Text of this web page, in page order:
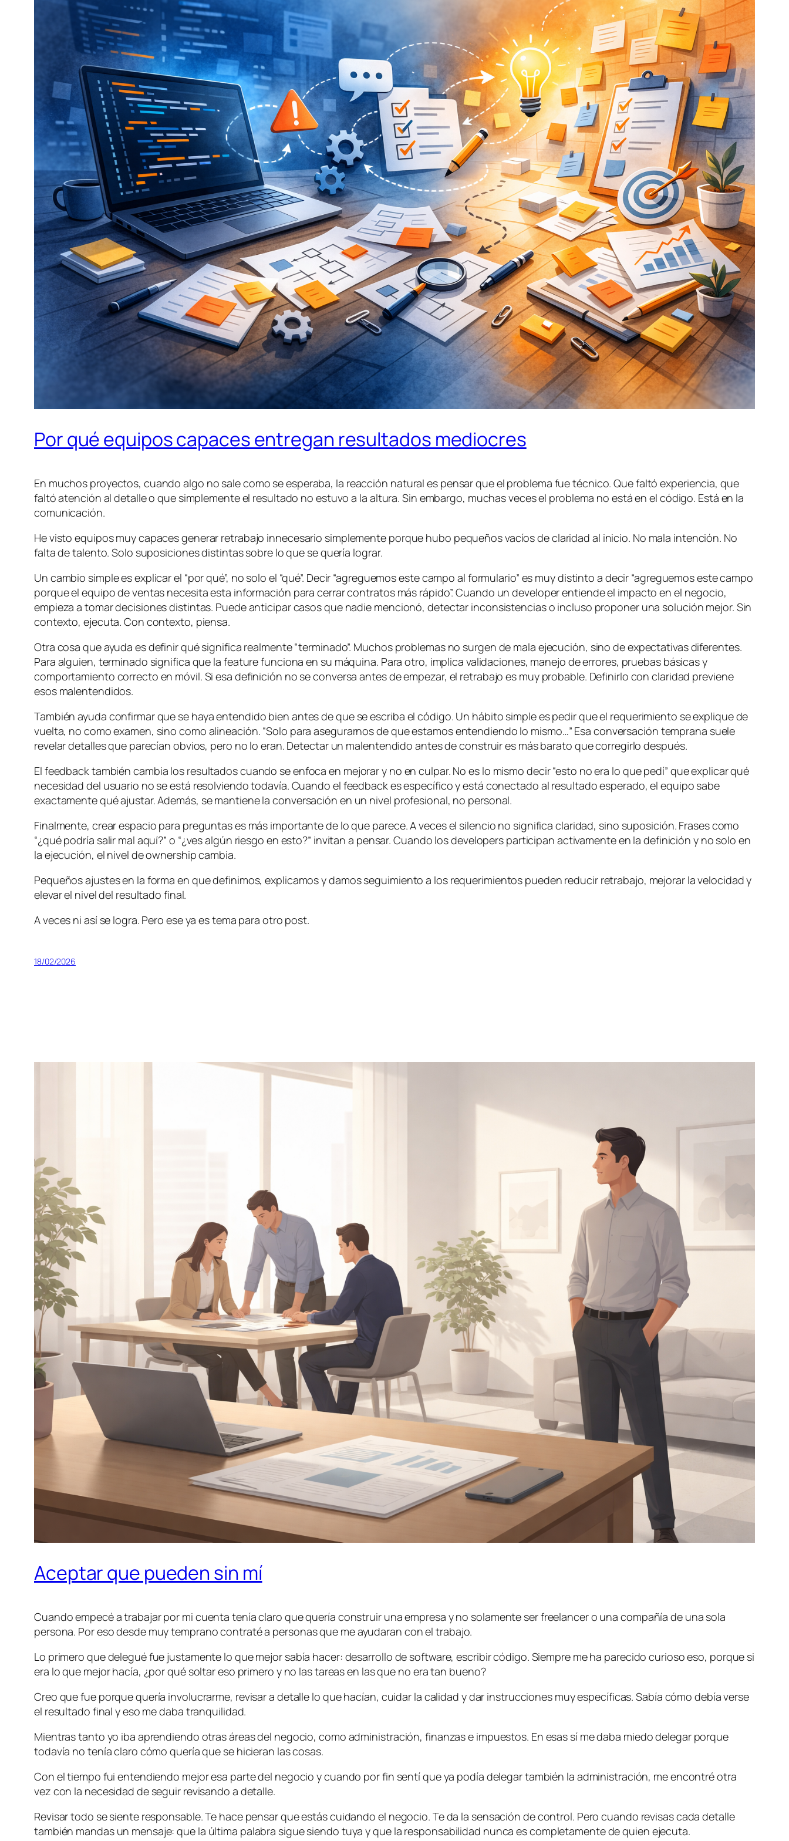
Por qué equipos capaces entregan resultados mediocres
En muchos proyectos, cuando algo no sale como se esperaba, la reacción natural es pensar que el problema fue técnico. Que faltó experiencia, que
faltó atención al detalle o que simplemente el resultado no estuvo a la altura. Sin embargo, muchas veces el problema no está en el código. Está en la
comunicación.
He visto equipos muy capaces generar retrabajo innecesario simplemente porque hubo pequeños vacíos de claridad al inicio. No mala intención. No
falta de talento. Solo suposiciones distintas sobre lo que se quería lograr.
Un cambio simple es explicar el “por qué”, no solo el “qué”. Decir “agreguemos este campo al formulario” es muy distinto a decir “agreguemos este campo
porque el equipo de ventas necesita esta información para cerrar contratos más rápido”. Cuando un developer entiende el impacto en el negocio,
empieza a tomar decisiones distintas. Puede anticipar casos que nadie mencionó, detectar inconsistencias o incluso proponer una solución mejor. Sin
contexto, ejecuta. Con contexto, piensa.
Otra cosa que ayuda es definir qué significa realmente “terminado”. Muchos problemas no surgen de mala ejecución, sino de expectativas diferentes.
Para alguien, terminado significa que la featurefunciona en su máquina. Para otro, implica validaciones, manejo de errores, pruebas básicas y
comportamiento correcto en móvil. Si esa definición no se conversa antes de empezar, el retrabajo es muy probable. Definirlo con claridad previene
esos malentendidos.
También ayuda confirmar que se haya entendido bien antes de que se escriba el código. Un hábito simple es pedir que el requerimiento se explique de
vuelta, no como examen, sino como alineación. “Solo para asegurarnos de que estamos entendiendo lo mismo…” Esa conversación temprana suele
revelar detalles que parecían obvios, pero no lo eran. Detectar un malentendido antes de construir es más barato que corregirlo después.
El feedbacktambién cambia los resultados cuando se enfoca en mejorar y no en culpar. No es lo mismo decir “esto no era lo que pedí” que explicar qué
necesidad del usuario no se está resolviendo todavía. Cuando el feedbackes específico y está conectado al resultado esperado, el equipo sabe
exactamente qué ajustar. Además, se mantiene la conversación en un nivel profesional, no personal.
Finalmente, crear espacio para preguntas es más importante de lo que parece. A veces el silencio no significa claridad, sino suposición. Frases como
“¿qué podría salir mal aquí?” o “¿ves algún riesgo en esto?” invitan a pensar. Cuando losdevelopers participan activamente en la definición y no solo en
la ejecución, el nivel deownershipcambia.
Pequeños ajustes en la forma en que definimos, explicamos y damos seguimiento a los requerimientos pueden reducir retrabajo, mejorar la velocidad y
elevar el nivel del resultado final.
A veces ni así se logra. Pero ese ya es tema para otro post.
18/02/2026
Aceptar que pueden sin mí
Cuando empecé a trabajar por mi cuenta tenía claro que quería construir una empresa y no solamente ser freelancer o una compañía de una sola
persona. Por eso desde muy temprano contraté a personas que me ayudaran con el trabajo.
Lo primero que delegué fue justamente lo que mejor sabía hacer: desarrollo de software, escribir código. Siempre me ha parecido curioso eso, porque si
era lo que mejor hacía, ¿por qué soltar eso primero y no las tareas en las que no era tan bueno?
Creo que fue porque quería involucrarme, revisar a detalle lo que hacían, cuidar la calidad y dar instrucciones muy específicas. Sabía cómo debía verse
el resultado final y eso me daba tranquilidad.
Mientras tanto yo iba aprendiendo otras áreas del negocio, como administración, finanzas e impuestos. En esas sí me daba miedo delegar porque
todavía no tenía claro cómo quería que se hicieran las cosas.
Con el tiempo fui entendiendo mejor esa parte del negocio y cuando por fin sentí que ya podía delegar también la administración, me encontré otra
vez con la necesidad de seguir revisando a detalle.
Revisar todo se siente responsable. Te hace pensar que estás cuidando el negocio. Te da la sensación de control. Pero cuando revisas cada detalle
también mandas un mensaje: que la última palabra sigue siendo tuya y que la responsabilidad nunca es completamente de quien ejecuta.